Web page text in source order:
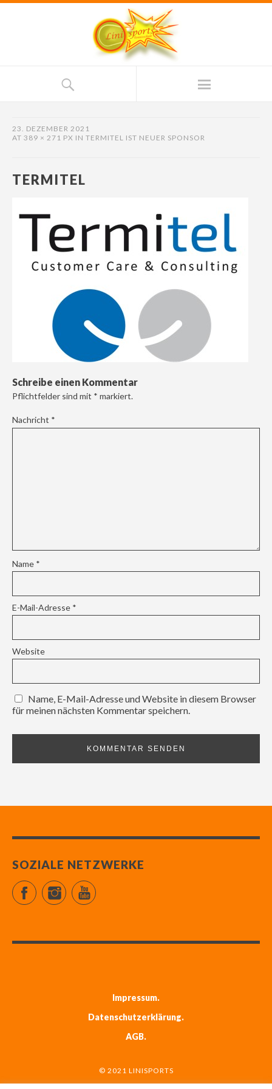
23. DEZEMBER 2021
AT 389 × 271 PX IN TERMITEL IST NEUER SPONSOR
TERMITEL
Schreibe einen Kommentar
Pflichtfelder sind mit * markiert.
Nachricht *
Name *
E-Mail-Adresse *
Website
Name, E-Mail-Adresse und Website in diesem Browser
für meinen nächsten Kommentar speichern.
SOZIALE NETZWERKE
FacebookInstagramYouTube
Impressum
Datenschutzerklärung
AGB
© 2021 LINISPORTS